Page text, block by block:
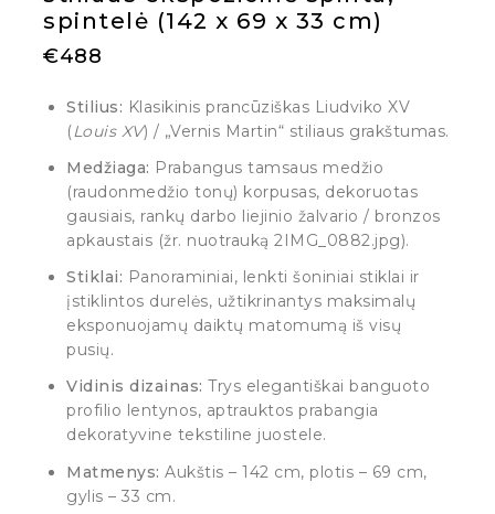
spintelė (142 x 69 x 33 cm)
€488
Stilius: Klasikinis prancūziškas Liudviko XV
(Louis XV) / „Vernis Martin“ stiliaus grakštumas.
Medžiaga: Prabangus tamsaus medžio
(raudonmedžio tonų) korpusas, dekoruotas
gausiais, rankų darbo liejinio žalvario / bronzos
apkaustais (žr. nuotrauką 2IMG_0882.jpg).
Stiklai: Panoraminiai, lenkti šoniniai stiklai ir
įstiklintos durelės, užtikrinantys maksimalų
eksponuojamų daiktų matomumą iš visų
pusių.
Vidinis dizainas: Trys elegantiškai banguoto
profilio lentynos, aptrauktos prabangia
dekoratyvine tekstiline juostele.
Matmenys: Aukštis – 142 cm, plotis – 69 cm,
gylis – 33 cm.